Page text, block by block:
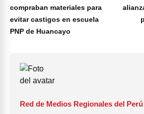
compraban materiales para
evitar castigos en escuela
PNP de Huancayo
Red de Medios Regionales del Perú